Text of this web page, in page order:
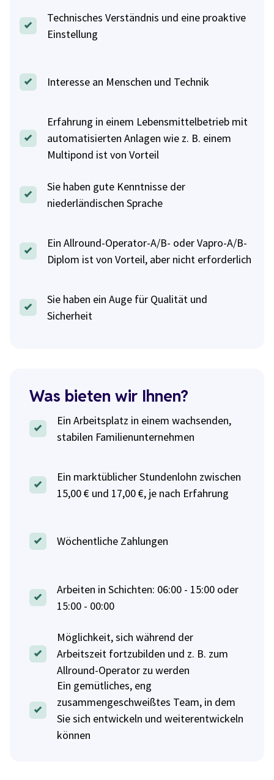
Technisches Verständnis und eine proaktive
Einstellung
Interesse an Menschen und Technik
Erfahrung in einem Lebensmittelbetrieb mit
automatisierten Anlagen wie z. B. einem
Multipond ist von Vorteil
Sie haben gute Kenntnisse der
niederländischen Sprache
Ein Allround-Operator-A/B- oder Vapro-A/B-
Diplom ist von Vorteil, aber nicht erforderlich
Sie haben ein Auge für Qualität und
Sicherheit
Was bieten wir Ihnen?
Ein Arbeitsplatz in einem wachsenden,
stabilen Familienunternehmen
Ein marktüblicher Stundenlohn zwischen
15,00 € und 17,00 €, je nach Erfahrung
Wöchentliche Zahlungen
Arbeiten in Schichten: 06:00 - 15:00 oder
15:00 - 00:00
Möglichkeit, sich während der
Arbeitszeit fortzubilden und z. B. zum
Allround-Operator zu werden
Ein gemütliches, eng
zusammengeschweißtes Team, in dem
Sie sich entwickeln und weiterentwickeln
können